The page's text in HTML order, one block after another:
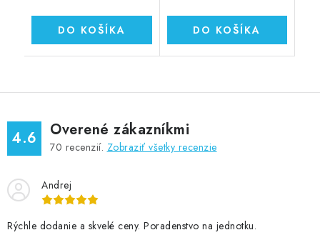
DO KOŠÍKA DO KOŠÍKA
4.6 Overené zákazníkmi
70 recenzií. Zobraziť všetky recenzie
Andrej
Rýchle dodanie a skvelé ceny. Poradenstvo na jednotku.